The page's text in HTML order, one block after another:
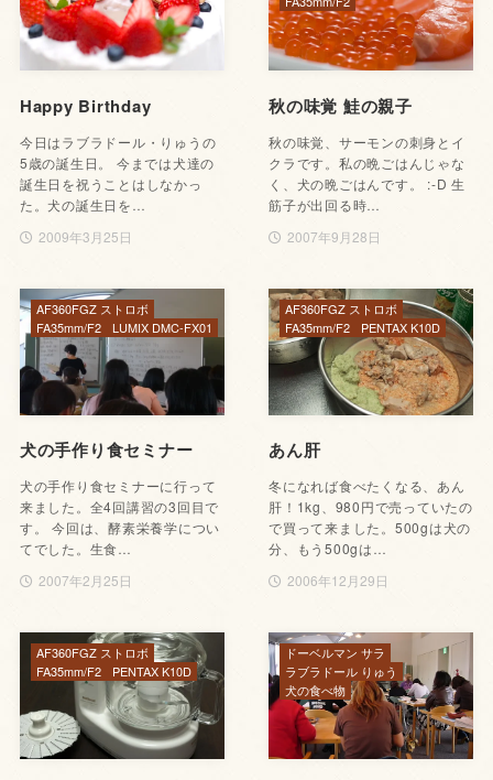
Happy Birthday
今日はラブラドール・りゅうの
5歳の誕生日。 今までは犬達の
誕生日を祝うことはしなかっ
た。犬の誕生日を…
2009年3月25日
秋の味覚 鮭の親子
秋の味覚、サーモンの刺身とイ
クラです。私の晩ごはんじゃな
く、犬の晩ごはんです。 :-D 生
筋子が出回る時…
2007年9月28日
犬の手作り食セミナー
犬の手作り食セミナーに行って
来ました。全4回講習の3回目で
す。 今回は、酵素栄養学につい
てでした。生食…
2007年2月25日
AF360FGZ ストロボ
FA35mm/F2
LUMIX DMC-FX01
あん肝
冬になれば食べたくなる、あん
肝！1kg、980円で売っていたの
で買って来ました。500gは犬の
分、もう500gは…
2006年12月29日
AF360FGZ ストロボ
FA35mm/F2
PENTAX K10D
AF360FGZ ストロボ
FA35mm/F2
PENTAX K10D
ドーベルマン サラ
ラブラドール りゅう
犬の食べ物